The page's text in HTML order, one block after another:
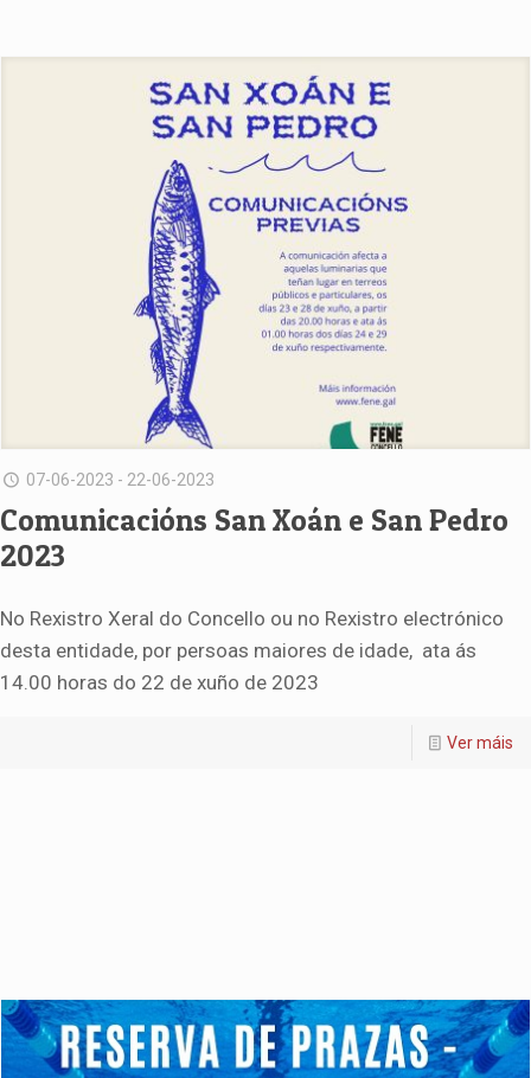
07-06-2023 - 22-06-2023
Comunicacións San Xoán e San Pedro
2023
No Rexistro Xeral do Concello ou no Rexistro electrónico
desta entidade, por persoas maiores de idade, ata ás
14.00 horas do 22 de xuño de 2023
Ver máis